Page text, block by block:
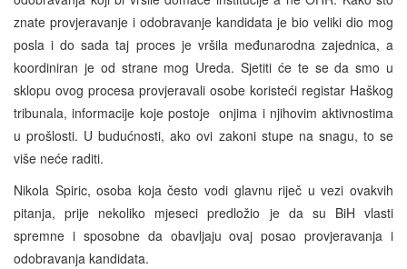
znate provjeravanje i odobravanje kandidata je bio veliki dio mog
posla i do sada taj proces je vršila međunarodna zajednica, a
koordiniran je od strane mog Ureda. Sjetiti će te se da smo u
sklopu ovog procesa provjeravali osobe koristeći registar Haškog
tribunala, informacije koje postoje onjima i njihovim aktivnostima
u prošlosti. U budućnosti, ako ovi zakoni stupe na snagu, to se
više neće raditi.
Nikola Spiric, osoba koja često vodi glavnu riječ u vezi ovakvih
pitanja, prije nekoliko mjeseci predložio je da su BiH vlasti
spremne i sposobne da obavljaju ovaj posao provjeravanja i
odobravanja kandidata.